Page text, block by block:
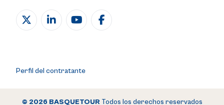
Perfil del contratante
© 2026 BASQUETOURTodos los derechos reservados